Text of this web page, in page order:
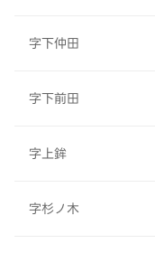
字下仲田
字下前田
字上鉾
字杉ノ木